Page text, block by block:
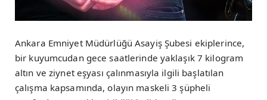
Ankara Emniyet Müdürlüğü Asayiş Şubesi ekiplerince,
bir kuyumcudan gece saatlerinde yaklaşık 7 kilogram
altın ve ziynet eşyası çalınmasıyla ilgili başlatılan
çalışma kapsamında, olayın maskeli 3 şüpheli